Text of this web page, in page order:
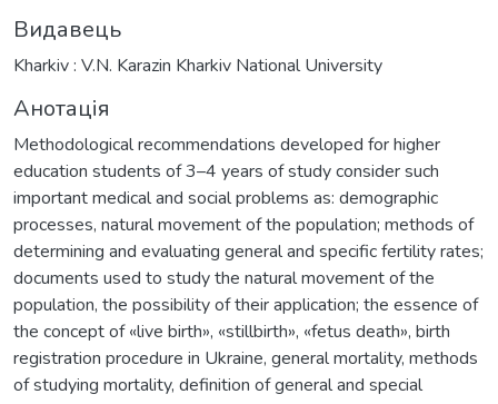
Видавець
Kharkiv : V.N. Karazin Kharkiv National University
Анотація
Methodological recommendations developed for higher
education students of 3–4 years of study consider such
important medical and social problems as: demographic
processes, natural movement of the population; methods of
determining and evaluating general and specific fertility rates;
documents used to study the natural movement of the
population, the possibility of their application; the essence of
the concept of «live birth», «stillbirth», «fetus death», birth
registration procedure in Ukraine, general mortality, methods
of studying mortality, definition of general and special